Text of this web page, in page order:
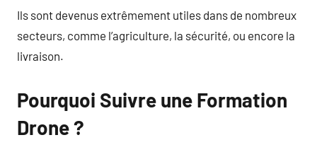
Ils sont devenus extrêmement utiles dans de nombreux
secteurs, comme l’agriculture, la sécurité, ou encore la
livraison.
Pourquoi Suivre une Formation
Drone ?